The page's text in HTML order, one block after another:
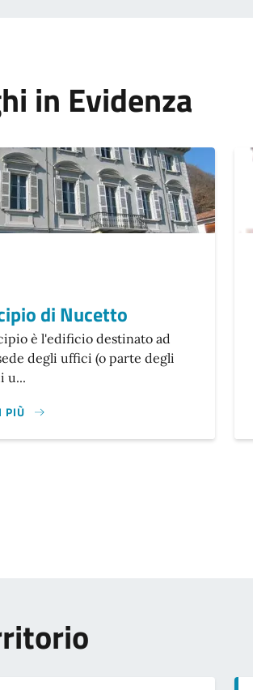
in Evidenza
di Nucetto
è l'edificio destinato ad
degli uffici (o parte degli
u...
PIÙ